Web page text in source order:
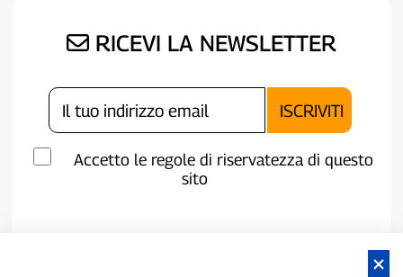
RICEVI LA NEWSLETTER
Accetto le regole di riservatezza di questo
sito